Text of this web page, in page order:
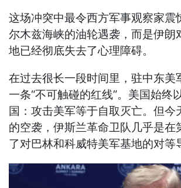
这场冲突中最令西方军事观察家震
尔木兹海峡的油轮遇袭，而是伊朗
地已经彻底失去了心理障碍。
在过去很长一段时间里，驻中东美
一条“不可触碰的红线”。美国始终
国：攻击美军等于自取灭亡。但今
的空袭，伊斯兰革命卫队几乎是在
了对巴林和科威特美军基地的对等